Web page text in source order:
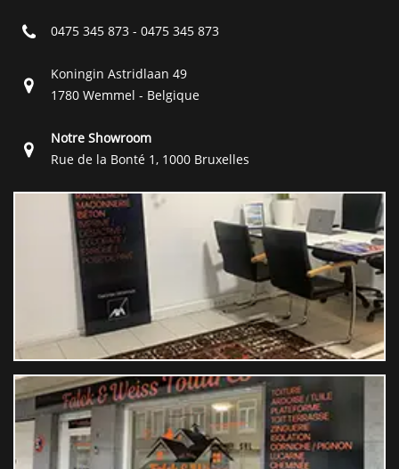
0475 345 873 - 0475 345 873
Koningin Astridlaan 49
1780 Wemmel - Belgique
Notre Showroom
Rue de la Bonté 1, 1000 Bruxelles